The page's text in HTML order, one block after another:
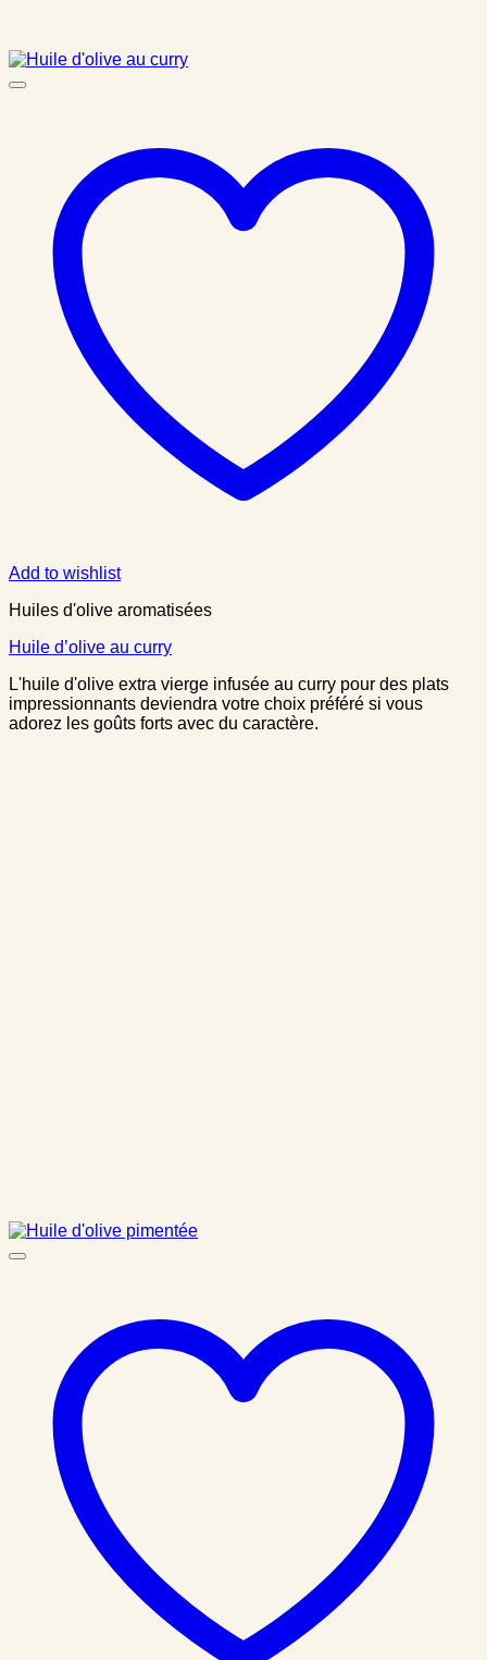
Add to wishlist
Huiles d'olive aromatisées
Huile d’olive au curry
L'huile d'olive extra vierge infusée au curry pour des plats
impressionnants deviendra votre choix préféré si vous
adorez les goûts forts avec du caractère.